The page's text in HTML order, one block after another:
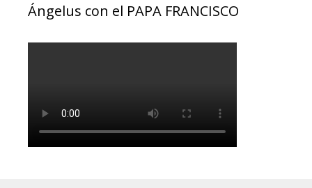
Ángelus con el PAPA FRANCISCO